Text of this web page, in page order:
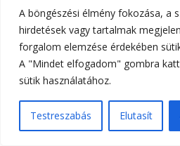
A böngészési élmény fokozása, a
hirdetések vagy tartalmak
forgalom elemzése érdekében
A "Mindet elfogadom" gombra
sütik használatához.
Testreszabás Elutasít